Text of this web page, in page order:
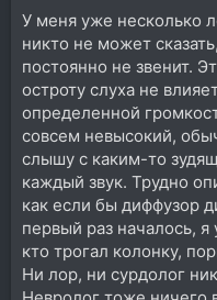
У меня уже несколько
никто не может
постоянно не звенит.
остроту слуха не
определенной
совсем невысокий,
слышу с каким-то
каждый звук. Трудно
как если бы диффузор
первый раз началось,
кто трогал колонку,
Ни лор, ни сурдолог